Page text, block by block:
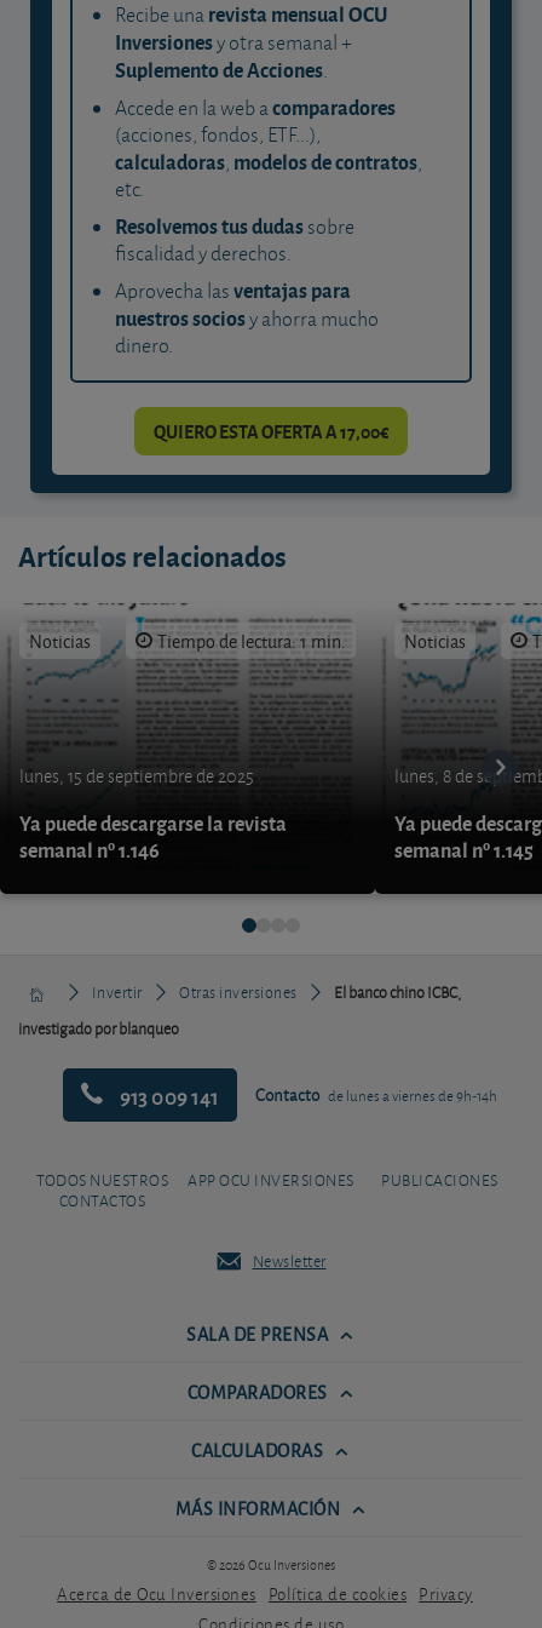
Recibe unarevista mensual OCU
Inversionesy otra semanal +
Suplemento de Acciones.
Accede en la web acomparadores
(acciones, fondos, ETF...),
calculadoras, modelos de contratos,
etc.
Resolvemos tus dudassobre
fiscalidad y derechos.
Aprovecha lasventajas para
nuestros sociosy ahorra mucho
dinero.
QUIERO ESTA OFERTA A 17,00€
Artículos relacionados
Noticias Tiempo de lectura: 1 min.
lunes, 15 de septiembre de 2025
Ya puede descargarse la revista
semanal nº 1.146
Noticias
lunes, 8 de
Ya puede
semanal nº 1.145
Invertir Otras inversiones
El banco chino ICBC,
investigado por blanqueo
913 009 141 Contacto de lunes a viernes de 9h-14h
TODOS NUESTROS
CONTACTOS
APP OCU INVERSIONES PUBLICACIONES
Newsletter
SALA DE PRENSA
COMPARADORES
CALCULADORAS
MÁS INFORMACIÓN
© 2026 Ocu Inversiones
Acerca de Ocu Inversiones Política de cookies Privacy